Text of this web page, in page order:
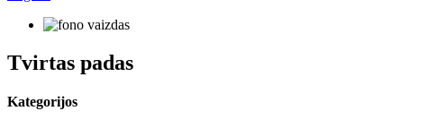
Tvirtas padas
Kategorijos